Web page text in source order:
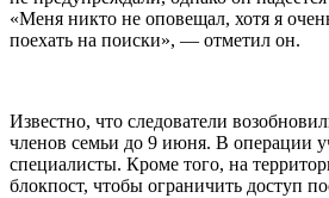
«Меня никто не оповещал, хотя я
поехать на поиски», — отметил он.
Известно, что следователи
членов семьи до 9 июня. В операции
специалисты. Кроме того, на
блокпост, чтобы ограничить доступ